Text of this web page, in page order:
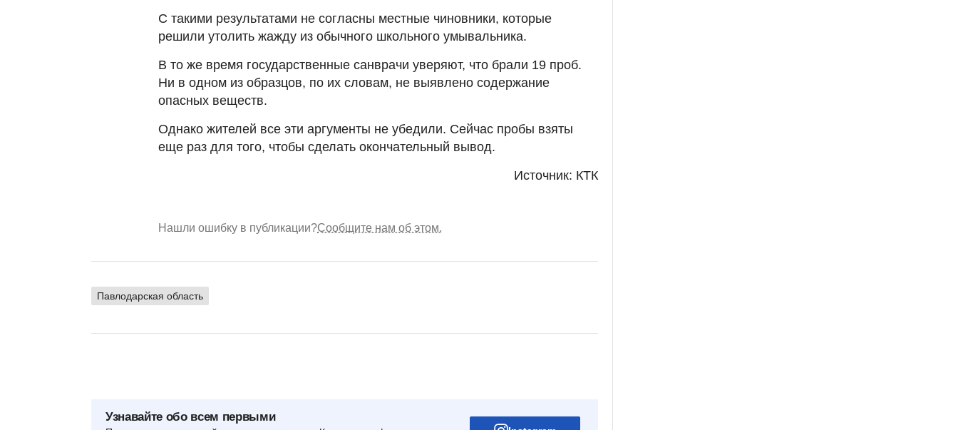
С такими результатами не согласны местные чиновники, которые
решили утолить жажду из обычного школьного умывальника.
В то же время государственные санврачи уверяют, что брали 19 проб.
Ни в одном из образцов, по их словам, не выявлено содержание
опасных веществ.
Однако жителей все эти аргументы не убедили. Сейчас пробы взяты
еще раз для того, чтобы сделать окончательный вывод.
Источник: КТК
Нашли ошибку в публикации?Сообщите нам об этом.
Павлодарская область
Узнавайте обо всем первыми